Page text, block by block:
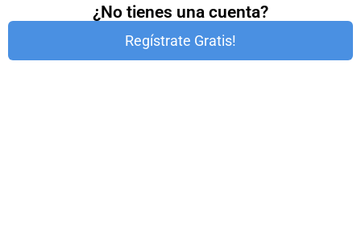
¿No tienes una cuenta?
Regístrate Gratis!